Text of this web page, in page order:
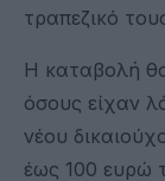
τραπεζικό
Η καταβολή
όσους είχαν
νέου
έως 100 ευρώ